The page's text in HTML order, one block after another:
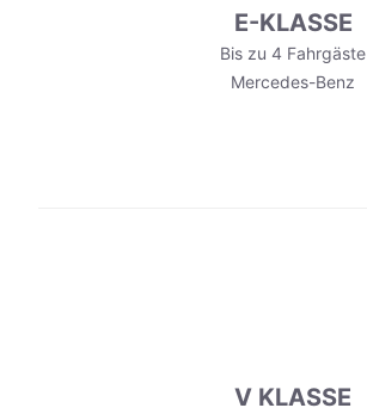
E-KLASSE
Bis zu 4 Fahrgäste
Mercedes-Benz
V KLASSE